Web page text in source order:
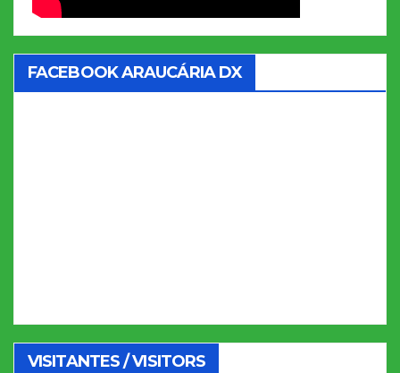
FACEBOOK ARAUCÁRIA DX
VISITANTES / VISITORS